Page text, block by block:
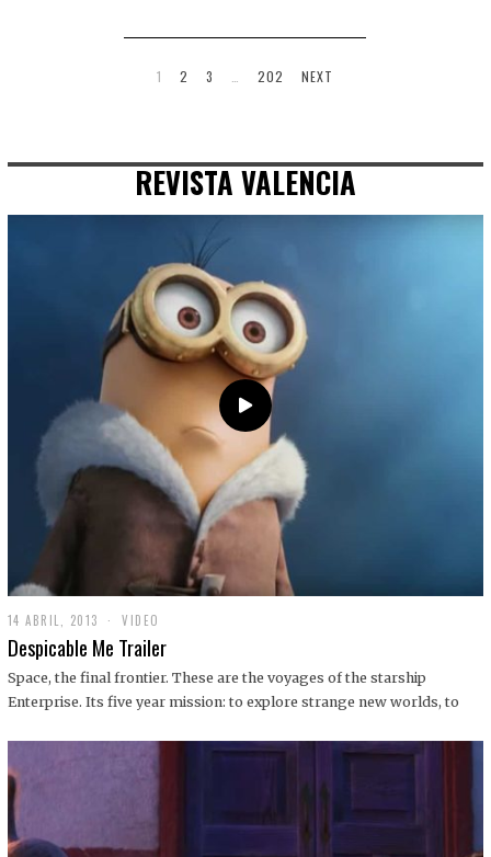
1 2 3 202 NEXT
REVISTA VALENCIA
14 ABRIL, 2013
9
D
C
I
1
VIDEO
Despicable Me Trailer
Space, the final frontier. These are the voyages of the starship
Enterprise. Its five year mission: to explore strange new worlds, to